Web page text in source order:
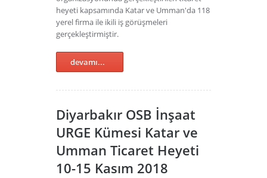
heyeti kapsamında Katar ve Umman'da 118
yerel firma ile ikili iş görüşmeleri
gerçekleştirmiştir.
devamı...
Diyarbakır OSB İnşaat
URGE Kümesi Katar ve
Umman Ticaret Heyeti
10-15 Kasım 2018